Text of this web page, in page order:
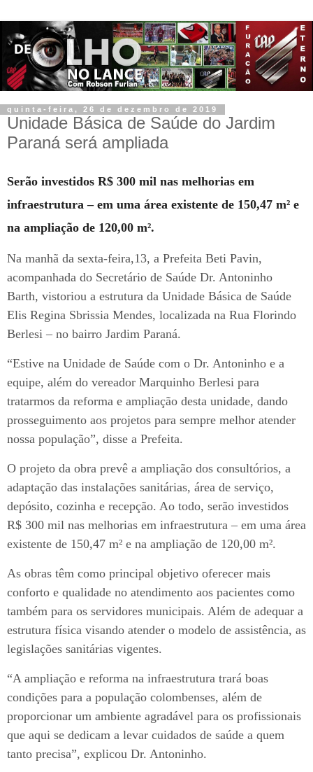
quinta-feira, 26 de dezembro de 2019
Unidade Básica de Saúde do Jardim
Paraná será ampliada
Serão investidos R$ 300 mil nas melhorias em
infraestrutura – em uma área existente de 150,47 m² e
na ampliação de 120,00 m².
Na manhã da sexta-feira,13, a Prefeita Beti Pavin,
acompanhada do Secretário de Saúde Dr. Antoninho
Barth, vistoriou a estrutura da Unidade Básica de Saúde
Elis Regina Sbrissia Mendes, localizada na Rua Florindo
Berlesi – no bairro Jardim Paraná.
“Estive na Unidade de Saúde com o Dr. Antoninho e a
equipe, além do vereador Marquinho Berlesi para
tratarmos da reforma e ampliação desta unidade, dando
prosseguimento aos projetos para sempre melhor atender
nossa população”, disse a Prefeita.
O projeto da obra prevê a ampliação dos consultórios, a
adaptação das instalações sanitárias, área de serviço,
depósito, cozinha e recepção. Ao todo, serão investidos
R$ 300 mil nas melhorias em infraestrutura – em uma área
existente de 150,47 m² e na ampliação de 120,00 m².
As obras têm como principal objetivo oferecer mais
conforto e qualidade no atendimento aos pacientes como
também para os servidores municipais. Além de adequar a
estrutura física visando atender o modelo de assistência, as
legislações sanitárias vigentes.
“A ampliação e reforma na infraestrutura trará boas
condições para a população colombenses, além de
proporcionar um ambiente agradável para os profissionais
que aqui se dedicam a levar cuidados de saúde a quem
tanto precisa”, explicou Dr. Antoninho.